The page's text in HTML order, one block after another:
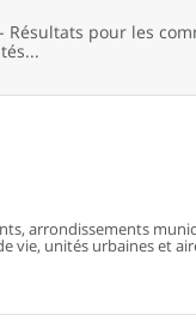
pour les
arrondissements
vie, unités urbaines et